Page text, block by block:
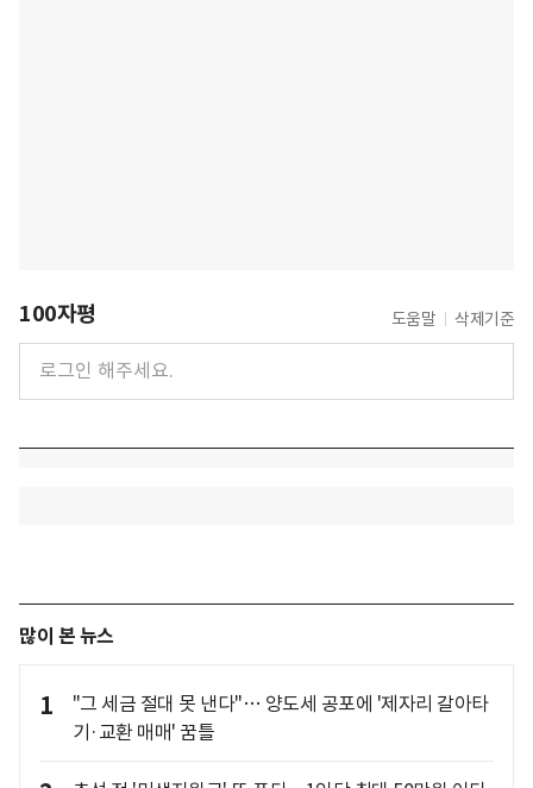
100자평 도움말 삭제기준
많이 본 뉴스
1
"그 세금 절대 못 낸다"… 양도세 공포에 '제자리 갈아타
기·교환 매매' 꿈틀